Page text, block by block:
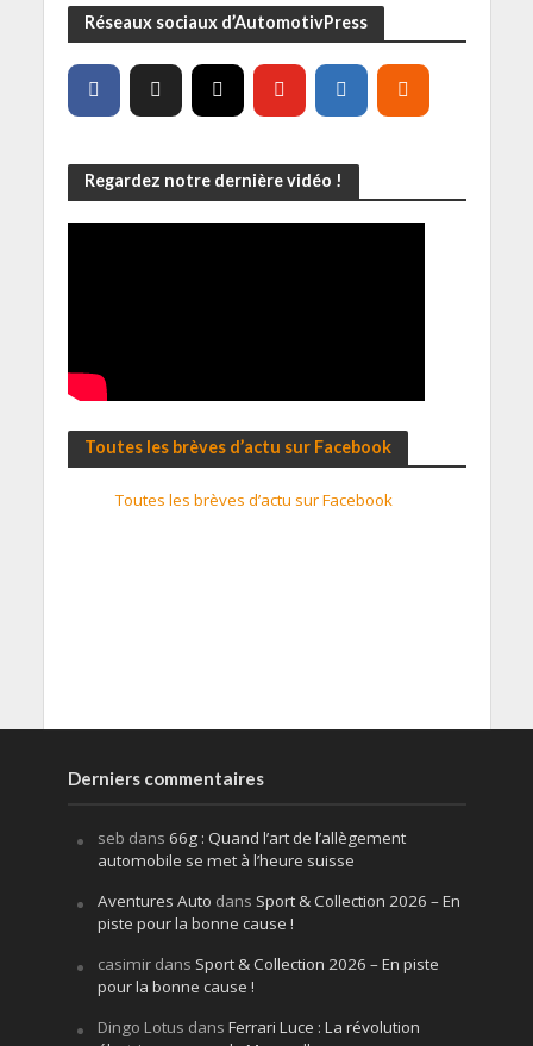
Réseaux sociaux d’AutomotivPress
Regardez notre dernière vidéo !
Toutes les brèves d’actu sur Facebook
Toutes les brèves d’actu sur Facebook
Derniers commentaires
seb dans 66g : Quand l’art de l’allègement
automobile se met à l’heure suisse
Aventures Auto dans Sport & Collection 2026 – En
piste pour la bonne cause !
casimirdans Sport & Collection 2026 – En piste
pour la bonne cause !
Dingo Lotus dans Ferrari Luce : La révolution